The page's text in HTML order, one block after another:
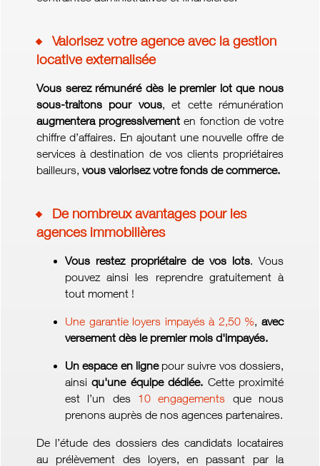
Valorisez votre agence avec la gestion
locative externalisée
Vous serez rémunéré dès le premier lot que nous
sous-traitons pour vous, et cette rémunération
augmentera progressivement en fonction de votre
chiffre d’affaires. En ajoutant une nouvelle offre de
services à destination de vos clients propriétaires
bailleurs, vous valorisez votre fonds de commerce.
De nombreux avantages pour les
agences immobilières
Vous restez propriétaire de vos lots. Vous
pouvez ainsi les reprendre gratuitement à
tout moment !
Une garantie loyers impayés à 2,50 %,avec
versement dès le premier mois d'impayés.
Un espace en lignepour suivre vos dossiers,
ainsiqu'une équipe dédiée. Cette proximité
est l’un des 10 engagements que nous
prenons auprès de nos agences partenaires.
De l’étude des dossiers des candidats locataires
au prélèvement des loyers, en passant par la